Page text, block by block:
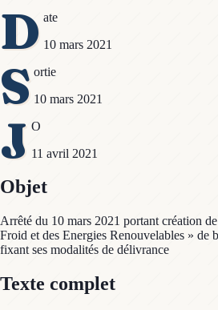
D ate
10 mars 2021
S ortie
10 mars 2021
J O
11 avril 2021
Objet
Arrêté du 10 mars 2021 portant création
Froid et des Energies Renouvelables » de
fixant ses modalités de délivrance
Texte complet